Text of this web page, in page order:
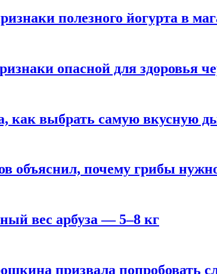
полезного йогурта в
опасной для здоровья
как выбрать самую вкусную
объяснил, почему грибы
вес арбуза — 5–8 кг
призвала попробовать